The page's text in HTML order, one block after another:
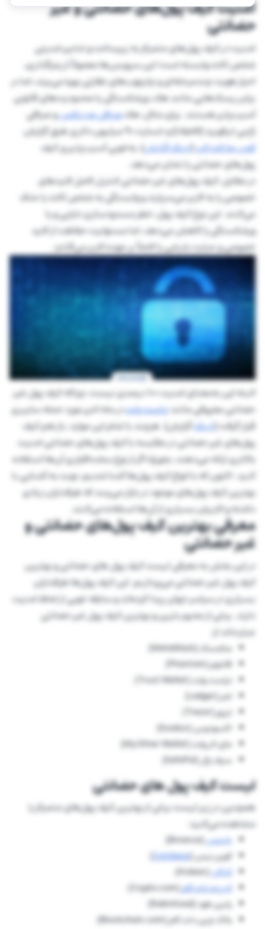
امنیت کیف پول‌های حضانتی و غیر
حضانتی
امنیت در کیف پول‌های متمرکز به زیرساخت و تدابیر امنیتی
شخص ثالث وابسته است؛ این سرویس‌ها معمولاً از رمزگذاری،
احراز هویت چندمرحله‌ای و چارچوب‌های نظارتی بهره می‌برند، اما در
برابر ریسک‌هایی مانند هک، ورشکستگی یا محدودیت‌های قانونی
آسیب‌پذیر هستند. برای مثال، هکصرافی نوبیتکسو صرافی
ژاپنی لیکویید (Liquid) و خسارت ۹۰ میلیون دلاری طبق گزارش
کوین مارکت کپ(لینک گزارش)، به‌خوبی آسیب‌پذیری کیف
پول‌های حضانتی را نشان می‌دهد.
در مقابل، کیف پول‌های غیر حضانتی کنترل کامل کلیدهای
خصوصی را به کاربر می‌سپارند و وابستگی به شخص ثالث را حذف
می‌کنند. این نوع کیف پول، خطر مسدودسازی دارایی و یا
ورشکستگی را کاهش می‌دهد، اما مسئولیت حفاظت از کلید
خصوصی و عبارت بازیابی را کاملاً بر عهده کاربر می‌گذارد.
البته این به‌معنای امنیت ۱۰۰ درصدی نیست، چراکه کیف پول غیر
حضانتی معروفی مانندتراست ولتدر ماه اخیر مورد حمله سایبری
قرار گرفت (لینکگزارش). هرچند با تمام این موارد، باز هم کیف
پول‌های غیر حضانتی در مقایسه با کیف پول‌های حضانتی امنیت
بالاتری ارائه می‌دهند، به‌ویژه اگر از نوع سخت‌افزاری آن‌ها استفاده
کنید. اکنون که با انواع کیف پول‌ها آشنا شدیم، نوبت به آشنایی با
بهترین کیف پول‌های موجود در بازار می‌رسد که طرفداران زیادی
داشته و کاربران بسیاری از آن‌ها استفاده می‌کنند.
معرفی بهترین کیف پول‌های حضانتی و
غیر حضانتی
در این بخش به معرفی لیست کیف پول های حضانتی و بهترین
کیف پول غیر حضانتی می‌پردازیم. این کیف پول‌ها طرفداران
بسیاری در سراسر جهان پیدا کرده‌اند و سابقه خوبی از لحاظ امنیت
دارند. برخی از محبوب‌ترین و بهترین کیف پول غیر حضانتی
عبارت‌اند از:
متامسک (MetaMask)
فانتوم (Phantom)
تراست ولت (Trust Wallet)
لجر (Ledger)
ترزور (Trezor)
اکسودوس (Exodus)
مای اتر ولت (My Ether Wallet)
سیف پال (SafePal)
لیست کیف پول های حضانتی
همچنین در زیر لیست برخی از بهترین کیف پول‌های متمرکز را
مشاهده می‌کنید:
بایننس(Binance)
کوین بیس (Coinbase
)
کراکن(Kraken)
کریپتو دات کام(Crypto.com)
رابین هود (Robinhood)
بلاک چین دات کام (Blockchain.com)